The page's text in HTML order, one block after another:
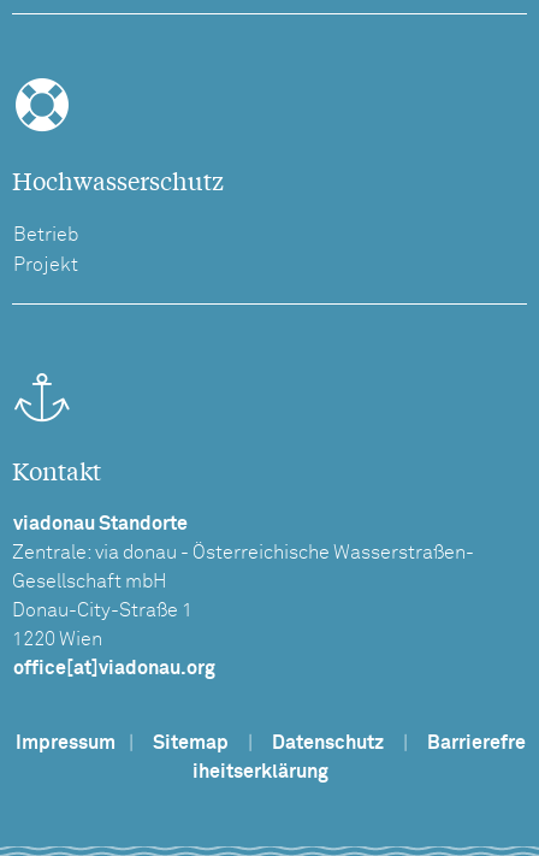
Hochwasserschutz
Betrieb
Projekt
Kontakt
viadonau Standorte
Zentrale: via donau - Österreichische Wasserstraßen-
Gesellschaft mbH
Donau-City-Straße 1
1220 Wien
office[at]viadonau.org
Impressum Sitemap Datenschutz
Barrierefre
iheitserklärung